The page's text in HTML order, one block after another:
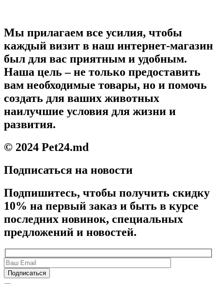
Мы прилагаем все усилия, чтобы
каждый визит в наш интернет-магазин
был для вас приятным и удобным.
Наша цель – не только предоставить
вам необходимые товары, но и помочь
создать для ваших животных
наилучшие условия для жизни и
развития.
© 2024 Pet24.md
Подписаться на новости
Подпишитесь, чтобы получить скидку
10% на первый заказ и быть в курсе
последних новинок, специальных
предложений и новостей.